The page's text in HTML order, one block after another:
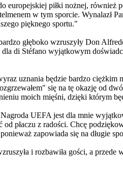
europejskiej piłki nożnej, również
w tym sporcie. Wynalazł
pięknego sportu."
głęboko wzruszyły Don
di Stéfano wyjątkowym
uznania będzie bardzo
się na tę okazję od
moich mięśni, dzięki którym
UEFA jest dla mnie
płaczu z radości. Chcę
zapowiada się na długie
i rozbawiła gości, a